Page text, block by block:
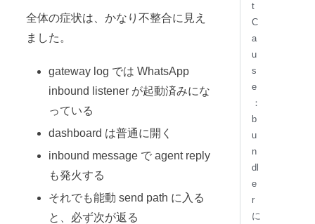
全体の症状は、かなり不整合に見え
ました。
gateway log では WhatsApp
inbound listener が起動済みにな
っている
dashboard は普通に開く
inbound message で agent reply
も発火する
それでも能動 send path に入る
と、必ず次が返る
t
C
a
u
s
e
：
b
u
n
dl
e
r
に